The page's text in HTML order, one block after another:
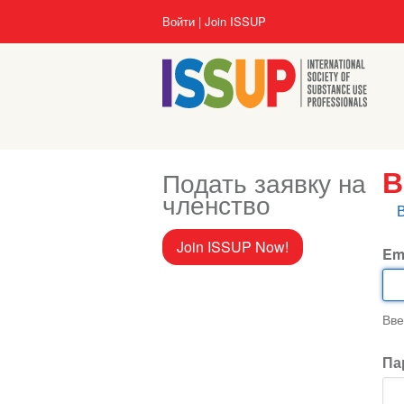
User
account
menu
Войти Join ISSUP
Подать заявку на
членство
Join ISSUP Now!